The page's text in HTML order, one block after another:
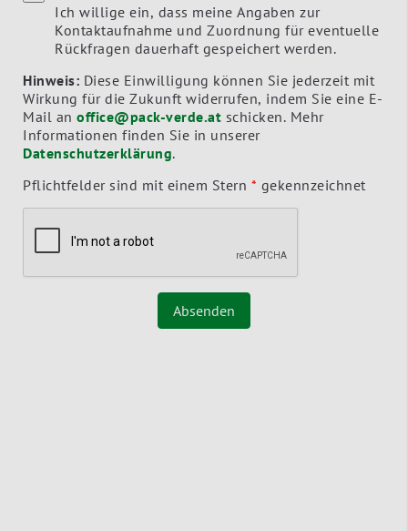
Ich willige ein, dass meine Angaben zur
Kontaktaufnahme und Zuordnung für eventuelle
Rückfragen dauerhaft gespeichert werden.
Hinweis: Diese Einwilligung können Sie jederzeit mit
Wirkung für die Zukunft widerrufen, indem Sie eine E-
Mail an office@pack-verde.at
Informationen finden Sie in unserer
Datenschutzerklärung.
Pflichtfelder sind mit einem Stern * gekennzeichnet
Absenden